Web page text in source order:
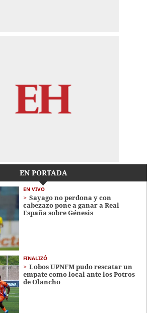
EN PORTADA
EN VIVO
Sayago no perdona y con
cabezazo pone a ganar a Real
España sobre Génesis
FINALIZÓ
Lobos UPNFM pudo rescatar un
empate como local ante los Potros
de Olancho